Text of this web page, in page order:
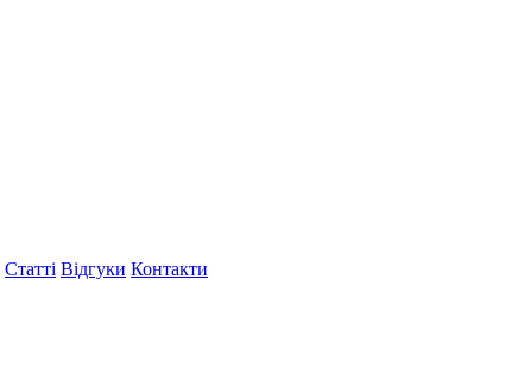
Статті Відгуки Контакти